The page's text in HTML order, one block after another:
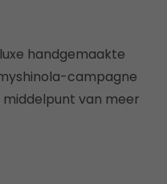
handgemaakte
campagne
van meer